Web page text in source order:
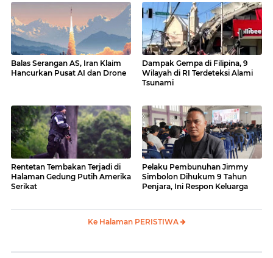
Balas Serangan AS, Iran Klaim
Hancurkan Pusat AI dan Drone
Dampak Gempa di Filipina, 9
Wilayah di RI Terdeteksi Alami
Tsunami
Rentetan Tembakan Terjadi di
Halaman Gedung Putih Amerika
Serikat
Pelaku Pembunuhan Jimmy
Simbolon Dihukum 9 Tahun
Penjara, Ini Respon Keluarga
Ke Halaman PERISTIWA